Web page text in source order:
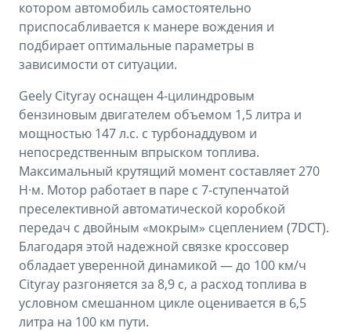
котором автомобиль самостоятельно
приспосабливается к манере вождения и
подбирает оптимальные параметры в
зависимости от ситуации.
Geely Cityray оснащен 4-цилиндровым
бензиновым двигателем объемом 1,5 литра и
мощностью 147 л.с. с турбонаддувом и
непосредственным впрыском топлива.
Максимальный крутящий момент составляет 270
Н·м. Мотор работает в паре с 7-ступенчатой
преселективной автоматической коробкой
передач с двойным «мокрым» сцеплением (7DCT).
Благодаря этой надежной связке кроссовер
обладает уверенной динамикой — до 100 км/ч
Cityray разгоняется за 8,9 с, а расход топлива в
условном смешанном цикле оценивается в 6,5
литра на 100 км пути.